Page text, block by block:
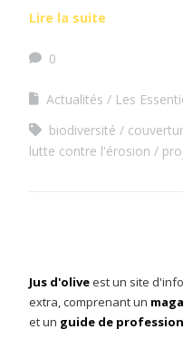
Lire la suite
0
Actualités Les
biodiversité
lutte contre l'érosion
Jus d'oliveest un site
extra, comprenant un
et un guide de